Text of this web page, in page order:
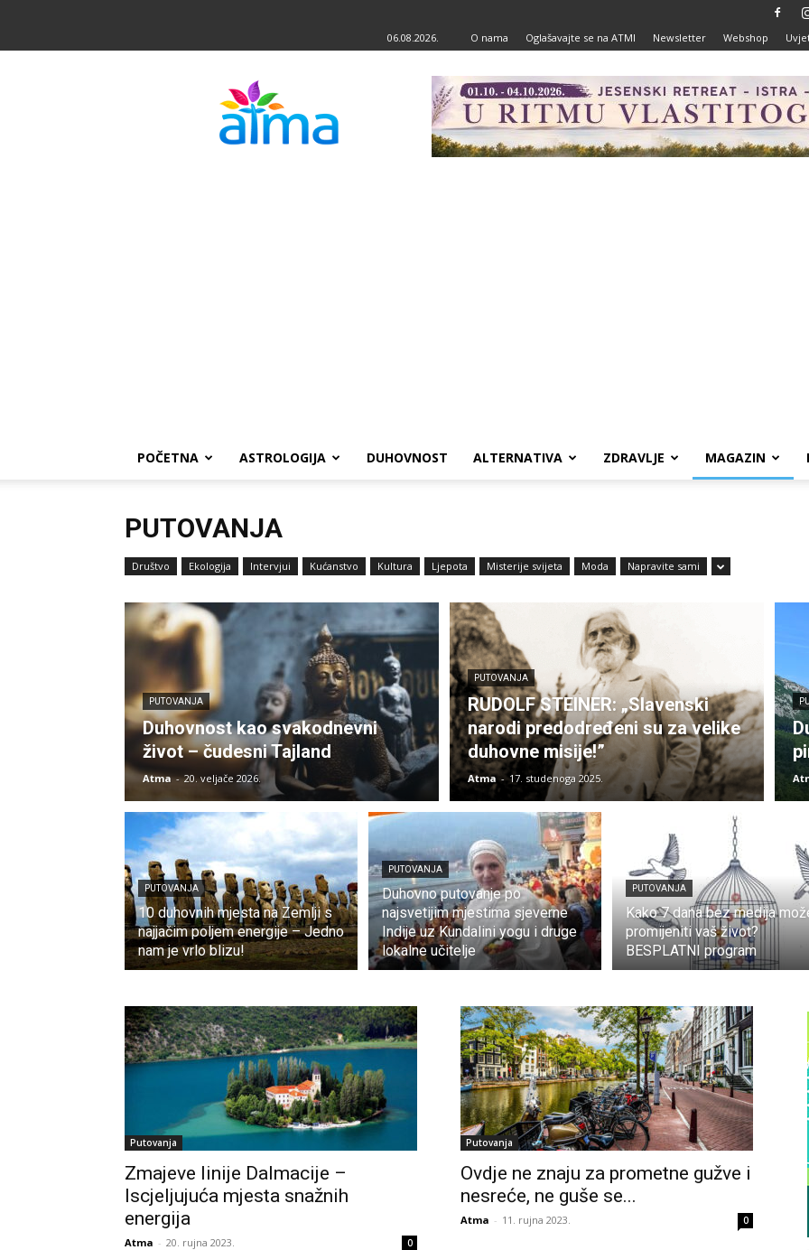
06.08.2026. O nama Oglašavajte se na ATMI Newsletter Webshop
POČETNA ASTROLOGIJA DUHOVNOST ALTERNATIVA ZDRAVLJE MAGAZIN
PUTOVANJA
Društvo Ekologija Intervjui Kućanstvo Kultura Ljepota Misterije svijeta Moda Napravite sami
PUTOVANJA
Duhovnost kao svakodnevni
život – čudesni Tajland
Atma - 20. veljače 2026.
PUTOVANJA
RUDOLF STEINER: „Slavenski
narodi predodređeni su za velike
duhovne misije!”
Atma - 17. studenoga 2025.
PUTOVANJA
10 duhovnih mjesta na Zemlji s
najjačim poljem energije – Jedno
nam je vrlo blizu!
PUTOVANJA
Duhovno putovanje po
najsvetijim mjestima sjeverne
Indije uz Kundalini yogu i druge
lokalne učitelje
PUTOVANJA
Kako 7 dana bez medija
promijeniti vaš život?
BESPLATNI program
Putovanja
Zmajeve linije Dalmacije –
Iscjeljujuća mjesta snažnih
energija
Atma - 20. rujna 2023. 0
Putovanja
Ovdje ne znaju za prometne gužve i
nesreće, ne guše se...
Atma - 11. rujna 2023. 0